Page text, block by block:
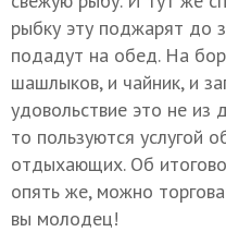
рыбку эту поджарят до
подадут на обед. На
шашлыков, и чайник, и
удовольствие это не
то пользуются услугой
отдыхающих. Об
опять же, можно
вы молодец!